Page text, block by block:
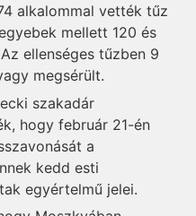
alkalommal vették tűz
mellett 120 és
ellenséges tűzben 9
megsérült.
szakadár
hogy február 21-én
a
kedd esti
egyértelmű jelei.